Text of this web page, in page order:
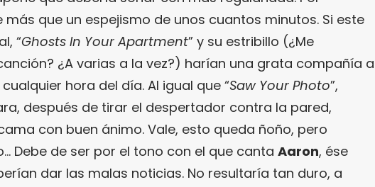
más que un espejismo de unos cuantos minutos. Si este
“Ghosts In Your Apartment” y su estribillo (¿Me
¿A varias a la vez?) harían una grata compañía a
hora del día. Al igual que “Saw Your Photo”,
después de tirar el despertador contra la pared,
con buen ánimo. Vale, esto queda ñoño, pero
Debe de ser por el tono con el que canta Aaron, ése
dar las malas noticias. No resultaría tan duro, a